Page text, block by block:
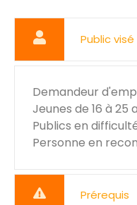
Public visé
Demandeur
Jeunes de 16 à 25
Publics en
Personne en
Prérequis